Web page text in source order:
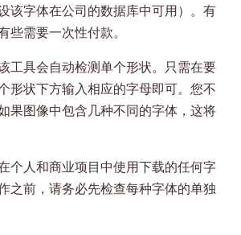
该字体在公司的数据库中可用）。有
些需要一次性付款。
工具会自动检测单个形状。只需在要
形状下方输入相应的字母即可。您不
果图像中包含几种不同的字体，这将
个人和商业项目中使用下载的任何字
之前，请务必先检查每种字体的单独